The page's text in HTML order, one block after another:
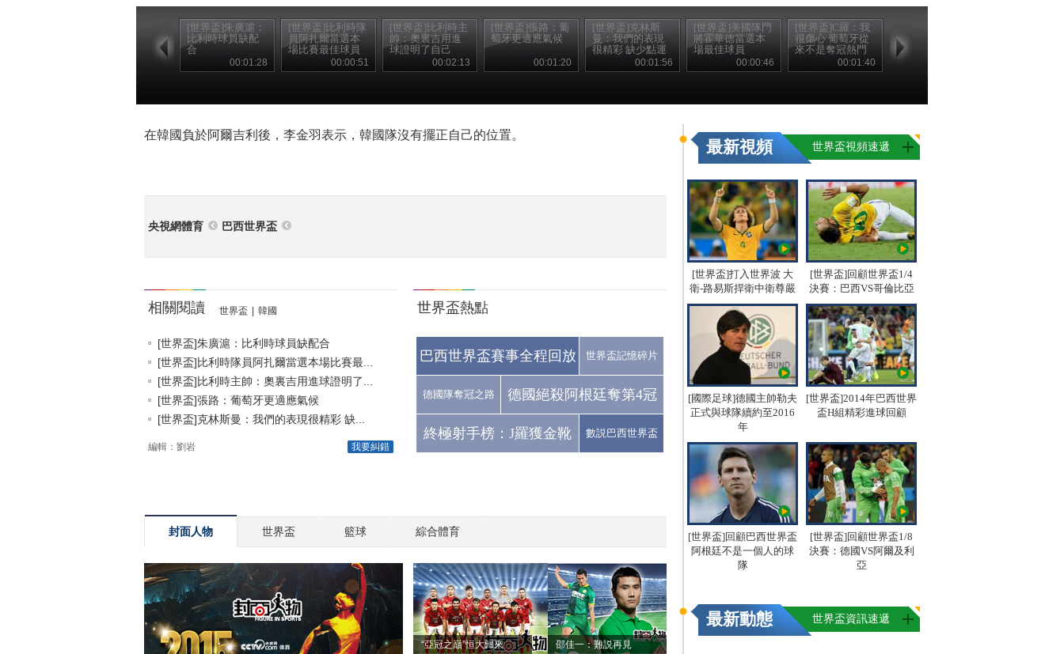
[世界盃]朱廣滬：
比利時球員缺配
合
00:01:28
[世界盃]比利時隊
員阿扎爾當選本
場比賽最佳球員
00:00:51
[世界盃]比利時主
帥：奧裏吉用進
球證明了自己
00:02:13
[世界盃]張路：葡
萄牙更適應氣候
00:01:20
[世界盃]克林斯
曼：我們的表現
很精彩 缺少點運
00:01:56
[世界盃]美國隊門
將霍華德當選本
場最佳球員
00:00:46
[世界盃]C羅：我
很傷心 葡萄牙從
來不是奪冠熱門
00:01:40
在韓國負於阿爾吉利後，李金羽表示，韓國隊沒有擺正自己的位置。
央視網體育 巴西世界盃
相關閱讀 世界盃 韓國
[世界盃]朱廣滬：比利時球員缺配合
[世界盃]比利時隊員阿扎爾當選本場比賽最...
[世界盃]比利時主帥：奧裏吉用進球證明了...
[世界盃]張路：葡萄牙更適應氣候
[世界盃]克林斯曼：我們的表現很精彩 缺...
我要糾錯
編輯：劉岩
世界盃熱點
巴西世界盃賽事全程回放 世界盃記憶碎片
德國隊奪冠之路 德國絕殺阿根廷奪第4冠
終極射手榜：J羅獲金靴 數説巴西世界盃
封面人物 世界盃 籃球 綜合體育
“亞冠之巔”恒大歸來 邵佳一：難説再見
最新視頻 世界盃視頻速遞
[世界盃]打入世界波 大
衛-路易斯捍衛中衛尊嚴
[世界盃]回顧世界盃1/4
決賽：巴西VS哥倫比亞
[國際足球]德國主帥勒夫
正式與球隊續約至2016
年
[世界盃]2014年巴西世界
盃H組精彩進球回顧
[世界盃]回顧巴西世界盃
阿根廷不是一個人的球
隊
[世界盃]回顧世界盃1/8
決賽：德國VS阿爾及利
亞
最新動態 世界盃資訊速遞